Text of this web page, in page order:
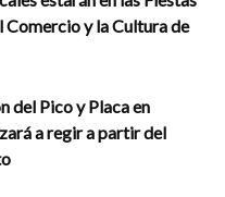
Comercio y la Cultura de
del Pico y Placa en
a regir a partir del